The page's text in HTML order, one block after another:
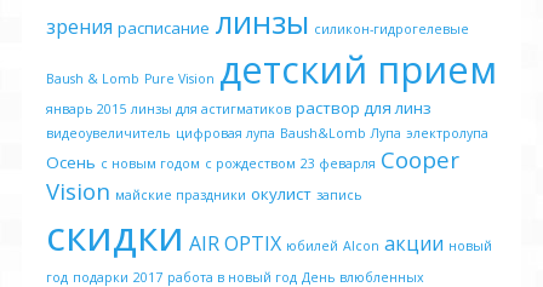
зрения расписание линзы силикон-гидрогелевые
Baush & Lomb Pure Vision детский прием
январь 2015 линзы для астигматиков раствор для линз
видеоувеличитель цифровая лупа Baush&Lomb Лупа электролупа
Осень с новым годом с рождеством 23 феварля Cooper
Vision майские праздники окулист запись
скидки AIR OPTIX юбилей Alcon акции новый
год подарки 2017 работа в новый год День влюбленных